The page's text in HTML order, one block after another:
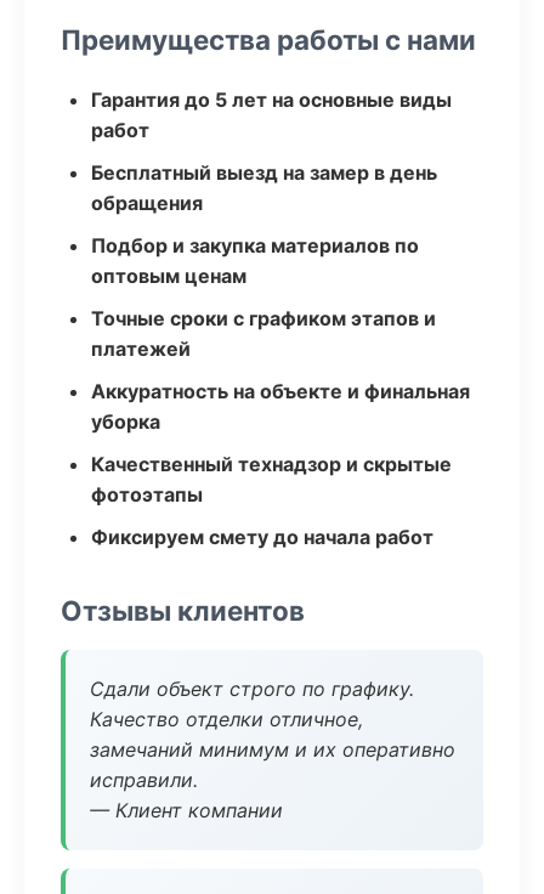
Преимущества работы с нами
Гарантия до 5 лет на основные виды
работ
Бесплатный выезд на замер в день
обращения
Подбор и закупка материалов по
оптовым ценам
Точные сроки с графиком этапов и
платежей
Аккуратность на объекте и финальная
уборка
Качественный технадзор и скрытые
фотоэтапы
Фиксируем смету до начала работ
Отзывы клиентов
Сдали объект строго по графику.
Качество отделки отличное,
замечаний минимум и их оперативно
исправили.
— Клиент компании